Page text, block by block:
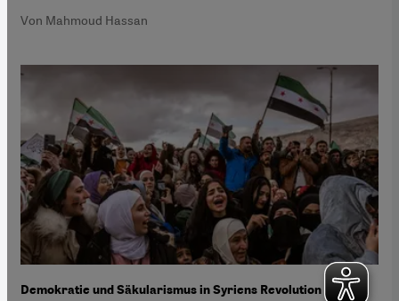
Von Mahmoud Hassan
Demokratie und Säkularismus in Syriens Revolution